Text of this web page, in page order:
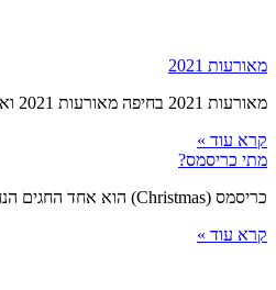
מאורעות 2021
מאורעות 2021 בחיפה מאורעות 2021 ואדי ניסנאס אני עדן, מדריך
קרא עוד »
מתי כריסמס?
כריסמס (Christmas) הוא אחד החגים הנחגגים ביותר בעולם הנוצרי, והוא
קרא עוד »